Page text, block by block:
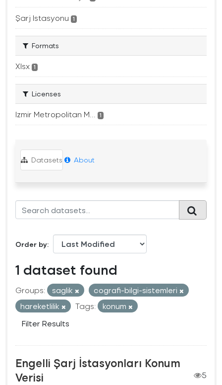
Şarj Istasyonu 1
Formats
Xlsx 1
Licenses
Izmir Metropolitan M... 1
Datasets About
Order by
1 dataset found
Groups: saglik
cografi-bilgi-sistemleri
hareketlilik
Tags:
konum
Filter Results
Engelli Şarj İstasyonları Konum
Verisi
5